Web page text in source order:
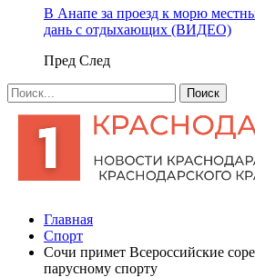
В Анапе за проезд к морю
дань с отдыхающих (ВИДЕО)
Пред След
Главная
Спорт
Сочи примет Всероссийские
парусному спорту